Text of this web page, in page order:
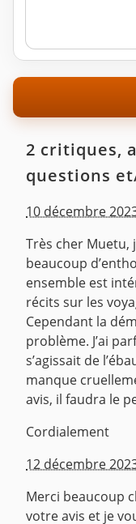
2 critiques,
questions
10 décembre
Très cher Muetu,
beaucoup
ensemble est
récits sur les
Cependant la
problème. J’ai
s’agissait de
manque
avis, il faudra le
Cordialement
^
12 décembre
Merci beaucoup
votre avis et je